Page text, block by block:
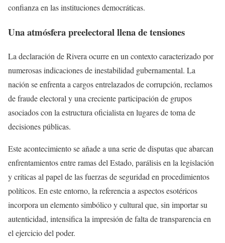
confianza en las instituciones democráticas.
Una atmósfera preelectoral llena de tensiones
La declaración de Rivera ocurre en un contexto caracterizado por
numerosas indicaciones de inestabilidad gubernamental. La
nación se enfrenta a cargos entrelazados de corrupción, reclamos
de fraude electoral y una creciente participación de grupos
asociados con la estructura oficialista en lugares de toma de
decisiones públicas.
Este acontecimiento se añade a una serie de disputas que abarcan
enfrentamientos entre ramas del Estado, parálisis en la legislación
y críticas al papel de las fuerzas de seguridad en procedimientos
políticos. En este entorno, la referencia a aspectos esotéricos
incorpora un elemento simbólico y cultural que, sin importar su
autenticidad, intensifica la impresión de falta de transparencia en
el ejercicio del poder.